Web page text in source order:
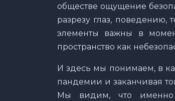
обществе ощущение
разрезу глаз, поведению,
элементы важны в
пространство как
И здесь мы понимаем, в
пандемии и заканчивая
Мы видим, что именно